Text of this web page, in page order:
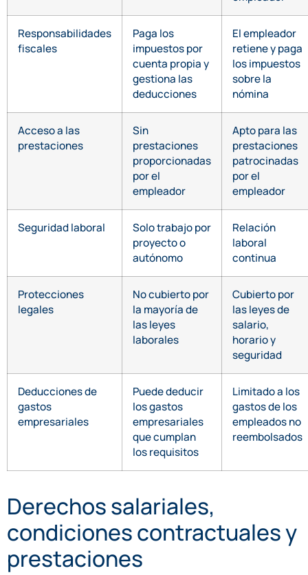
Responsabilidades
fiscales
Paga los
impuestos por
cuenta propia y
gestiona las
deducciones
El empleador
retiene y paga
los impuestos
sobre la
nómina
Acceso a las
prestaciones
Sin
prestaciones
proporcionadas
por el
empleador
Apto para las
prestaciones
patrocinadas
por el
empleador
Seguridad laboral
Solo trabajo por
proyecto o
autónomo
Relación
laboral
continua
Protecciones
legales
No cubierto por
la mayoría de
las leyes
laborales
Cubierto por
las leyes de
salario,
horario y
seguridad
Deducciones de
gastos
empresariales
Puede deducir
los gastos
empresariales
que cumplan
los requisitos
Limitado a los
gastos de los
empleados no
reembolsados
Derechos salariales,
condiciones contractuales y
prestaciones